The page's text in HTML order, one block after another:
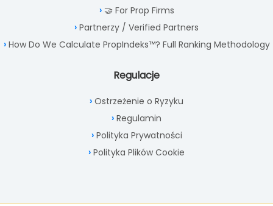
🤝 For Prop Firms
Partnerzy / Verified Partners
How Do We Calculate PropIndeks™? Full Ranking Methodology
Regulacje
Ostrzeżenie o Ryzyku
Regulamin
Polityka Prywatności
Polityka Plików Cookie